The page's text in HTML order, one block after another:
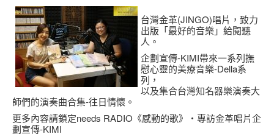
台灣金革(JINGO)唱片，致力
出版「最好的音樂」給閱聽
人。
企劃宣傳-KIMI帶來一系列撫
慰心靈的美療音樂-Della系
列，
以及集合台灣知名器樂演奏大
師們的演奏曲合集-往日情懷。
更多內容請鎖定needs RADIO《感動的歌》‧專訪金革唱片企
劃宣傳-KIMI